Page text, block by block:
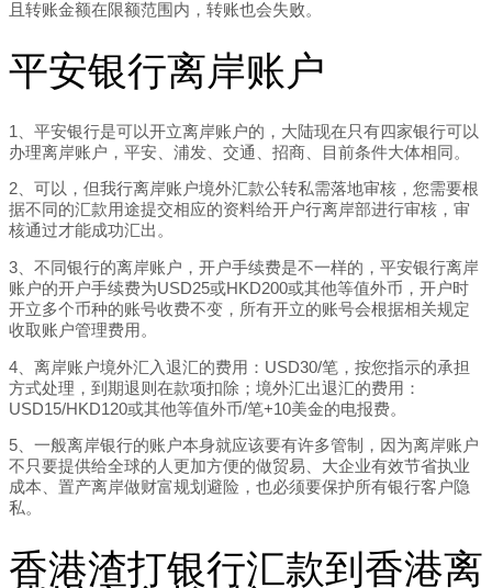
且转账金额在限额范围内，转账也会失败。
平安银行离岸账户
1、平安银行是可以开立离岸账户的，大陆现在只有四家银行可以
办理离岸账户，平安、浦发、交通、招商、目前条件大体相同。
2、可以，但我行离岸账户境外汇款公转私需落地审核，您需要根
据不同的汇款用途提交相应的资料给开户行离岸部进行审核，审
核通过才能成功汇出。
3、不同银行的离岸账户，开户手续费是不一样的，平安银行离岸
账户的开户手续费为USD25或HKD200或其他等值外币，开户时
开立多个币种的账号收费不变，所有开立的账号会根据相关规定
收取账户管理费用。
4、离岸账户境外汇入退汇的费用：USD30/笔，按您指示的承担
方式处理，到期退则在款项扣除；境外汇出退汇的费用：
USD15/HKD120或其他等值外币/笔+10美金的电报费。
5、一般离岸银行的账户本身就应该要有许多管制，因为离岸账户
不只要提供给全球的人更加方便的做贸易、大企业有效节省执业
成本、置产离岸做财富规划避险，也必须要保护所有银行客户隐
私。
香港渣打银行汇款到香港离